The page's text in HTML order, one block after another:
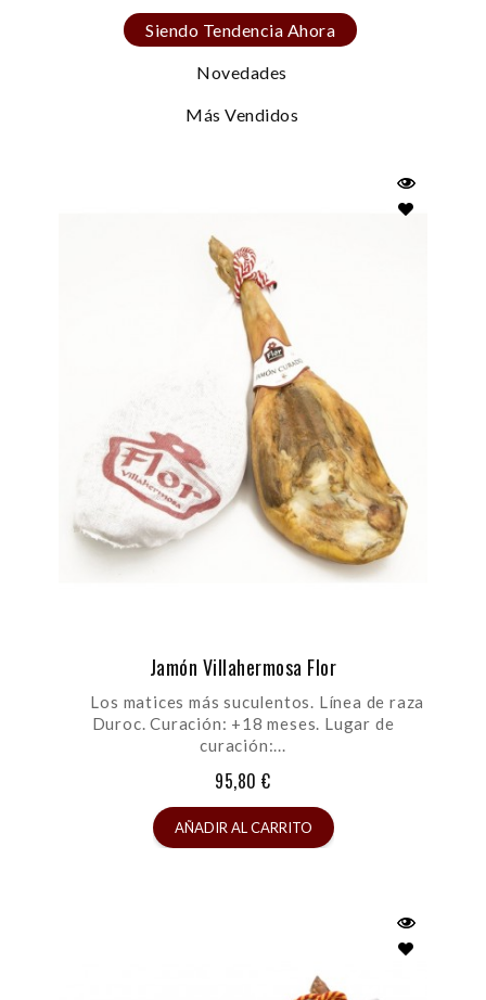
Siendo Tendencia Ahora
Novedades
Más Vendidos
Jamón Villahermosa Flor
Los matices más suculentos. Línea de raza
Duroc. Curación: +18 meses. Lugar de
curación:...
95,80 €
AÑADIR AL CARRITO